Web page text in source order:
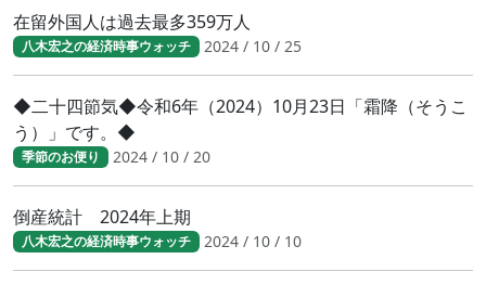
在留外国人は過去最多359万人
八木宏之の経済時事ウォッチ 2024 / 10 / 25
◆二十四節気◆令和6年（2024）10月23日「霜降（そうこ
う）」です。◆
季節のお便り 2024 / 10 / 20
倒産統計 2024年上期
八木宏之の経済時事ウォッチ 2024 / 10 / 10